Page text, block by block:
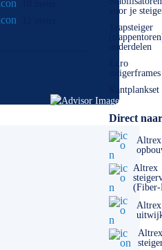
voor je
Trapsteiger
onderdelen
Euro
steigerframes
Kantplankset
Direct
Altrex
Altrex
Altrex
Altrex